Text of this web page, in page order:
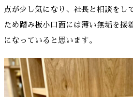
点が少し気になり、社長と相談をし
ため踏み板小口面には薄い無垢を接
になっていると思います。